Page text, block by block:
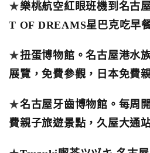
★樂桃航空紅眼班機到名古
T OF DREAMS星巴克吃早
★扭蛋博物館。名古屋港水
展覽，免費參觀，日本免費
★名古屋牙齒博物館。每周
費親子旅遊景點，久屋大通